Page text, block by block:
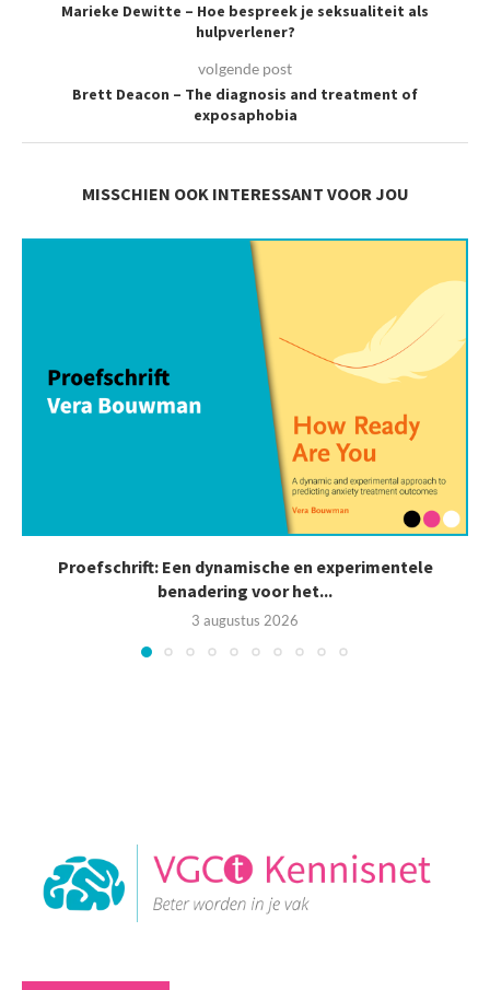
Marieke Dewitte – Hoe bespreek je seksualiteit als
hulpverlener?
volgende post
Brett Deacon – The diagnosis and treatment of
exposaphobia
MISSCHIEN OOK INTERESSANT VOOR JOU
Proefschrift: Een dynamische en experimentele
benadering voor het...
3 augustus 2026